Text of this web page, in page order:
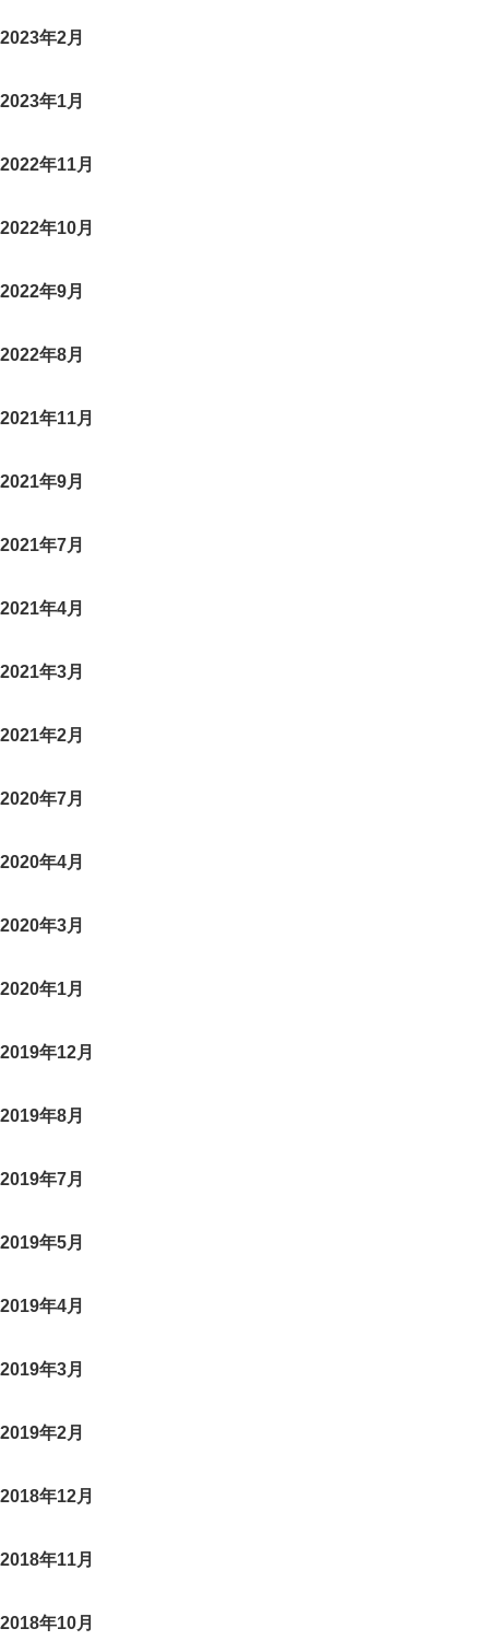
2023年2月
2023年1月
2022年11月
2022年10月
2022年9月
2022年8月
2021年11月
2021年9月
2021年7月
2021年4月
2021年3月
2021年2月
2020年7月
2020年4月
2020年3月
2020年1月
2019年12月
2019年8月
2019年7月
2019年5月
2019年4月
2019年3月
2019年2月
2018年12月
2018年11月
2018年10月